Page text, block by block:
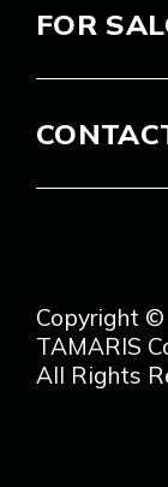
FOR
Copyright ©
TAMARIS
All Rights